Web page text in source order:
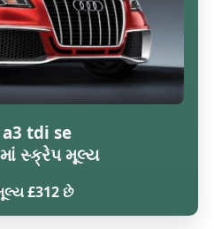
tdi se
સ્ક્રેપ મૂલ્ય
£312 છે